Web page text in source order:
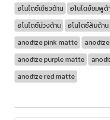
อโนไดซ์เขียวด้าน
อโนไดซ์ชมพูด้
อโนไดซ์ม่วงด้าน
อโนไดซ์ส้มด้าน
anodize pink matte
anodize purple matte
anodize red matte